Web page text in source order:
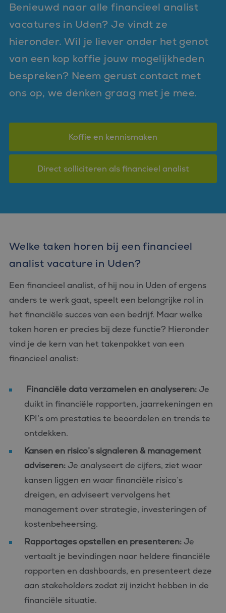
Benieuwd naar alle financieel analist
vacatures in Uden? Je vindt ze
hieronder. Wil je liever onder het genot
van een kop koffie jouw mogelijkheden
bespreken? Neem gerust contact met
ons op, we denken graag met je mee.
Koffie en kennismaken
Direct solliciteren als financieel analist
Welke taken horen bij een financieel
analist vacature in Uden?
Een financieel analist, of hij nou in Uden of ergens
anders te werk gaat, speelt een belangrijke rol in
het financiële succes van een bedrijf. Maar welke
taken horen er precies bij deze functie? Hieronder
vind je de kern van het takenpakket van een
financieel analist:
Financiële data verzamelen en analyseren:Je
duikt in financiële rapporten, jaarrekeningen en
KPI’s om prestaties te beoordelen en trends te
ontdekken.
Kansen en risico’s signaleren & management
adviseren:Je analyseert de cijfers, ziet waar
kansen liggen en waar financiële risico’s
dreigen, en adviseert vervolgens het
management over strategie, investeringen of
kostenbeheersing.
Rapportages opstellen en presenteren:Je
vertaalt je bevindingen naar heldere financiële
rapporten en dashboards, en presenteert deze
aan stakeholders zodat zij inzicht hebben in de
financiële situatie.